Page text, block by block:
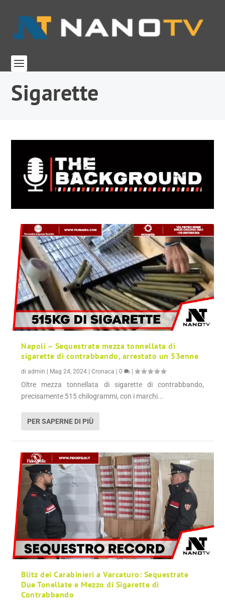
Sigarette
Napoli – Sequestrate mezza tonnellata di
sigarette di contrabbando, arrestato un 53enne
diadmin Mag 24, 2024 |Cronaca |0 |
Oltre mezza tonnellata di sigarette di contrabbando,
precisamente 515 chilogrammi, con i marchi...
PER SAPERNE DI PIÙ
Blitz dei Carabinieri a Varcaturo: Sequestrate
Due Tonellate e Mezzo di Sigarette di
Contrabbando